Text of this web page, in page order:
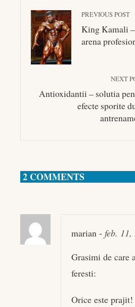
PREVIOUS POST
King Kamali
arena
NEXT
Antioxidantii – solutia
efecte sporite
2 COMMENTS
marian - feb. 11,
Grasimi de care
feresti:
Orice este prajit!